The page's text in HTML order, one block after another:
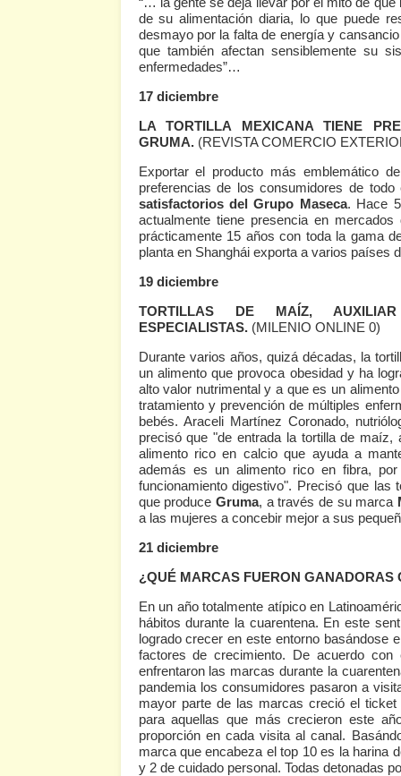
de su alimentación diaria, lo que puede
desmayo por la falta de energía y
que también afectan sensiblemente su
enfermedades”…
17 diciembre
LA TORTILLA MEXICANA TIENE
GRUMA. (REVISTA COMERCIO
Exportar el producto más emblemático
preferencias de los consumidores de
satisfactorios del Grupo Maseca. Hace
actualmente tiene presencia en
prácticamente 15 años con toda la gama
planta en Shanghái exporta a varios países
19 diciembre
TORTILLAS DE MAÍZ,
ESPECIALISTAS. (MILENIO ONLINE 0)
Durante varios años, quizá décadas, la
un alimento que provoca obesidad y ha
alto valor nutrimental y a que es un
tratamiento y prevención de múltiples
bebés. Araceli Martínez Coronado,
precisó que "de entrada la tortilla de
alimento rico en calcio que ayuda a
además es un alimento rico en fibra,
funcionamiento digestivo". Precisó que
que produce Gruma, a través de su marca
a las mujeres a concebir mejor a sus
21 diciembre
¿QUÉ MARCAS FUERON GANADORAS
En un año totalmente atípico en
hábitos durante la cuarentena. En este
logrado crecer en este entorno basándose
factores de crecimiento. De acuerdo
enfrentaron las marcas durante la
pandemia los consumidores pasaron a
mayor parte de las marcas creció el
para aquellas que más crecieron este
proporción en cada visita al canal.
marca que encabeza el top 10 es la harina
y 2 de cuidado personal. Todas detonadas